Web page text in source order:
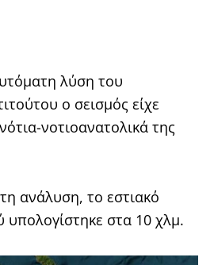
λύση του
ο σεισμός είχε
νοτιοανατολικά της
ανάλυση, το εστιακό
υπολογίστηκε στα 10 χλμ.